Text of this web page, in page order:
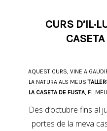
CURS
AQUEST CURS, VINE A
LA NATURA ALS MEUS
LA CASETA DE FUSTA, EL
Des d’octubre fins al
portes de la meva